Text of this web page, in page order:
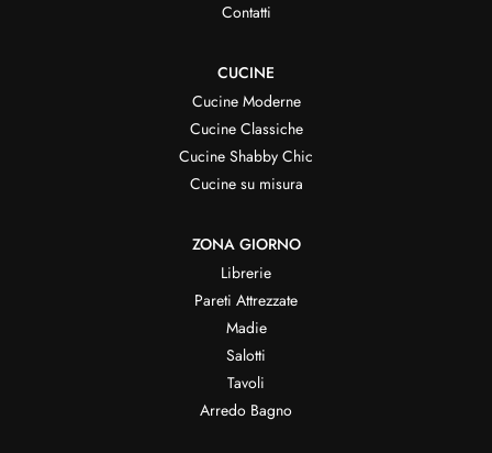
Contatti
CUCINE
Cucine Moderne
Cucine Classiche
Cucine Shabby Chic
Cucine su misura
ZONA GIORNO
Librerie
Pareti Attrezzate
Madie
Salotti
Tavoli
Arredo Bagno